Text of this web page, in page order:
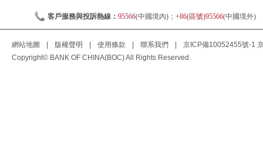
客戶服務與投訴熱線： 95566(中國境內)； +86(區號)95566(中國境外)
網站地圖 版權聲明 使用條款 聯系我們 京ICP備10052455號-1
Copyright© BANK OF CHINA(BOC) All Rights Reserved.